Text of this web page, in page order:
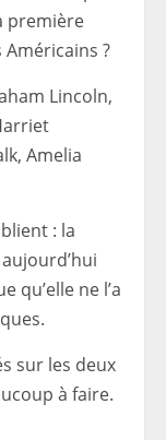
première
?
Lincoln,
Amelia
: la
qu’elle ne l’a
sur les deux
à faire.